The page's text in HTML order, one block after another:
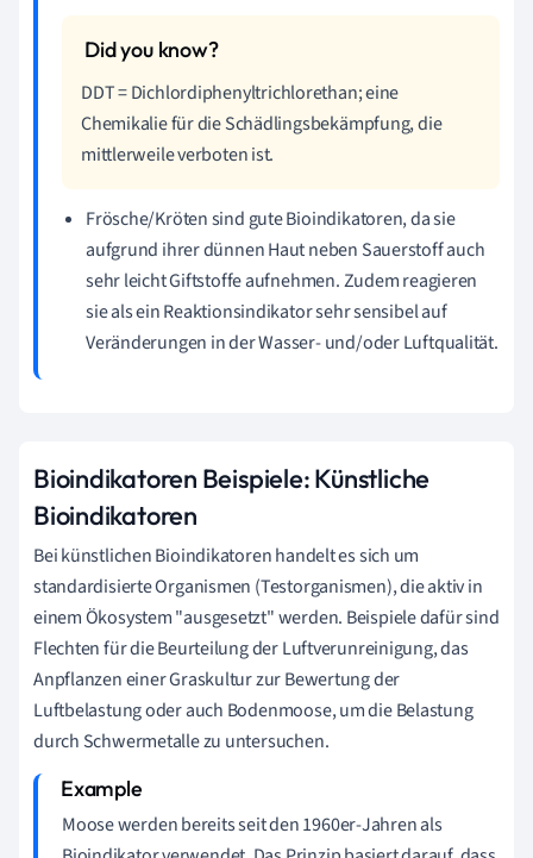
DDT =Dichlordiphenyltrichlorethan; eine
Chemikalie für die Schädlingsbekämpfung, die
mittlerweile verboten ist.
Frösche/Kröten sind gute Bioindikatoren, da sie
aufgrund ihrer dünnen Haut neben Sauerstoff auch
sehr leicht Giftstoffe aufnehmen. Zudem reagieren
sie als ein Reaktionsindikator sehr sensibel auf
Veränderungen in der Wasser- und/oder Luftqualität.
Bioindikatoren Beispiele: Künstliche
Bioindikatoren
Bei künstlichen Bioindikatoren handelt es sich um
standardisierte Organismen (Testorganismen), die aktiv in
einem Ökosystem "ausgesetzt" werden. Beispiele dafür sind
Flechten für die Beurteilung der Luftverunreinigung, das
Anpflanzen einer Graskultur zur Bewertung der
Luftbelastung oder auch Bodenmoose, um die Belastung
durch Schwermetalle zu untersuchen.
Moose werden bereits seit den 1960er-Jahren als